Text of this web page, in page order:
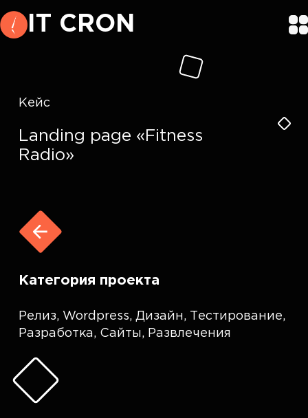
IT CRON
Кейс
Landing page «Fitness
Radio»
Категория проекта
Релиз, Wordpress, Дизайн, Тестирование,
Разработка, Сайты, Развлечения